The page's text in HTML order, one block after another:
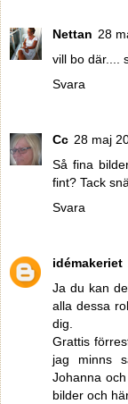
Nettan 28
vill bo där....
Svara
Cc 28 maj
Så fina
fint? Tack
Svara
idémakeriet
Ja du kan
alla dessa
dig.
Grattis
jag minns
Johanna
bilder och